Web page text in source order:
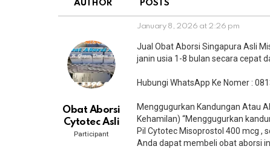
AUTHOR POSTS
January 8, 2026 at 2:26 pm
Obat Aborsi
Cytotec Asli
Participant
Jual Obat Aborsi Singapura Asli
janin usia 1-8 bulan secara cepat
Hubungi WhatsApp Ke Nomer :
Menggugurkan Kandungan Atau
Kehamilan) “Menggugurkan
Pil Cytotec Misoprostol 400 mcg ,
Anda dapat membeli obat aborsi